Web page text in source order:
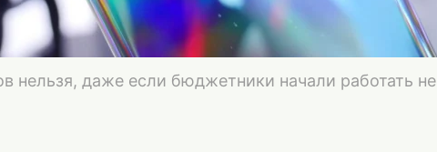
нельзя, даже если бюджетники начали работать не